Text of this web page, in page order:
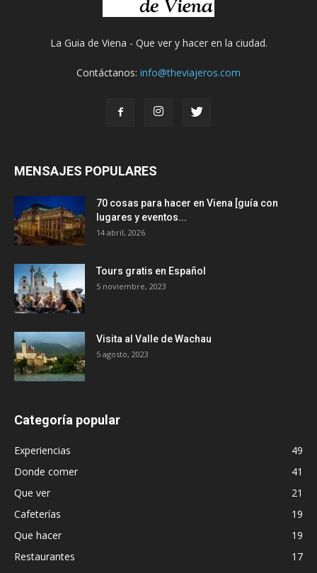
La Guia de Viena - Que ver y hacer en la ciudad.
Contáctanos: info@theviajeros.com
MENSAJES POPULARES
70 cosas para hacer en Viena [guía con
lugares y eventos...
14 abril, 2026
Tours gratis en Español
5 noviembre, 2023
Visita al Valle de Wachau
5 agosto, 2023
Categoría popular
Experiencias
49
Donde comer
41
Que ver
21
Cafeterías
19
Que hacer
19
Restaurantes
17